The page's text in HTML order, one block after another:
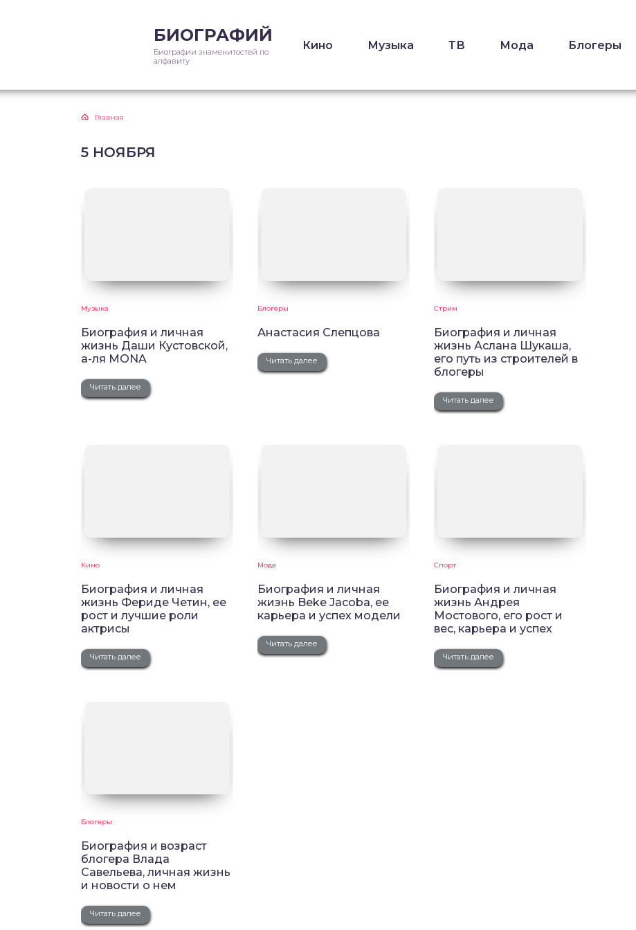
БИОГРАФИЙ
Биографии знаменитостей по
алфавиту
Кино Музыка ТВ Мода Блогеры
Главная
5 НОЯБРЯ
Музыка
Биография и личная
жизнь Даши Кустовской,
а-ля MONA
Читать далее
Блогеры
Анастасия Слепцова
Читать далее
Стрим
Биография и личная
жизнь Аслана Шукаша,
его путь из строителей в
блогеры
Читать далее
Кино
Биография и личная
жизнь Фериде Четин, ее
рост и лучшие роли
актрисы
Читать далее
Мода
Биография и личная
жизнь Beke Jacoba, ее
карьера и успех модели
Читать далее
Спорт
Биография и личная
жизнь Андрея
Мостового, его рост и
вес, карьера и успех
Читать далее
Блогеры
Биография и возраст
блогера Влада
Савельева, личная жизнь
и новости о нем
Читать далее